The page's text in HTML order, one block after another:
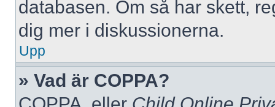
databasen. Om så har skett,
dig mer i diskussionerna.
Upp
» Vad är COPPA?